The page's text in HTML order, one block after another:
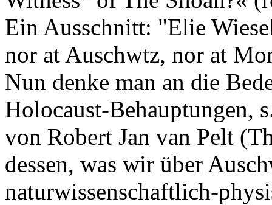
Ein Ausschnitt: "Elie
nor at Auschwtz, nor at
Nun denke man an die
Holocaust-Behauptungen,
von Robert Jan van Pelt
dessen, was wir über
naturwissenschaftlich-